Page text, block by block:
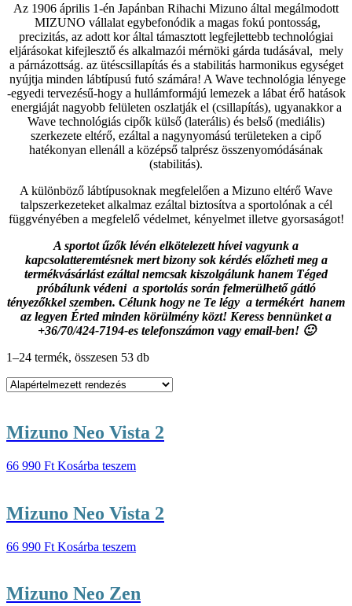
Az 1906 április 1-én Japánban Rihachi Mizuno által megálmodott
MIZUNO vállalat egybefonódik a magas fokú pontosság,
precizitás, az adott kor által támasztott legfejlettebb technológiai
eljárásokat kifejlesztő és alkalmazói mérnöki gárda tudásával, mely
a párnázottság. az ütéscsillapítás és a stabilitás harmonikus egységet
nyújtja minden lábtípusú futó számára! A Wave technológia lényege
-egyedi tervezésű-hogy a hullámformájú lemezek a lábat érő hatások
energiáját nagyobb felületen oszlatják el (csillapítás), ugyanakkor a
Wave technológiás cipők külső (laterális) és belső (mediális)
szerkezete eltérő, ezáltal a nagynyomású területeken a cipő
hatékonyan ellenáll a középső talprész összenyomódásának
(stabilitás).
A különböző lábtípusoknak megfelelően a Mizuno eltérő Wave
talpszerkezeteket alkalmaz ezáltal biztosítva a sportolónak a cél
függvényében a megfelelő védelmet, kényelmet illetve gyorsaságot!
A sportot űzők lévén elkötelezett hívei vagyunk a
kapcsolatteremtésnek mert bizony sok kérdés előzheti meg a
termékvásárlást ezáltal nemcsak kiszolgálunk hanem Téged
próbálunk védeni a sportolás során felmerülhető gátló
tényezőkkel szemben. Célunk hogy ne Te légy a termékért hanem
az legyen Érted minden körülmény közt! Keress bennünket a
+36/70/424-7194-es telefonszámon vagy email-ben! 🙂
1–24 termék, összesen 53 db
Mizuno Neo Vista 2
66 990 Ft Kosárba teszem
Mizuno Neo Vista 2
66 990 Ft Kosárba teszem
Mizuno Neo Zen